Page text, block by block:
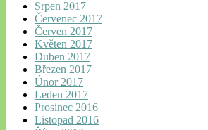
Srpen 2017
Červenec 2017
Červen 2017
Květen 2017
Duben 2017
Březen 2017
Únor 2017
Leden 2017
Prosinec 2016
Listopad 2016